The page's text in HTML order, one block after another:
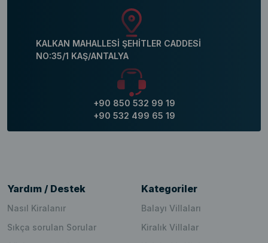
KALKAN MAHALLESİ ŞEHİTLER CADDESİ
NO:35/1 KAŞ/ANTALYA
+90 850 532 99 19
+90 532 499 65 19
Yardım / Destek
Nasıl Kiralanır
Sıkça sorulan Sorular
Kategoriler
Balayı Villaları
Kiralık Villalar